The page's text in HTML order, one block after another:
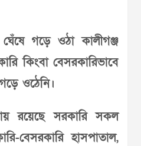
গড়ে ওঠা কালীগঞ্জ
কিংবা বেসরকারিভাবে
ওঠেনি।
রয়েছে সরকারি সকল
বেসরকারি হাসপাতাল,